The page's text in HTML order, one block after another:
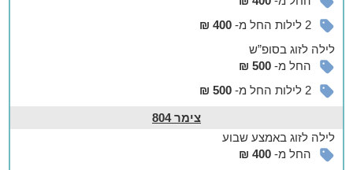
2 לילות החל מ-
400 ₪
לילהלזוג בסופ”ש
החל מ-500 ₪
2 לילות החל מ-
500 ₪
צימר 804
לילהלזוג באמצע שבוע
החל מ-400 ₪